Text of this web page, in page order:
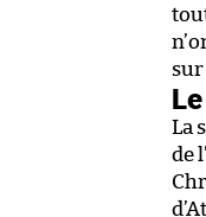
sur
La
de